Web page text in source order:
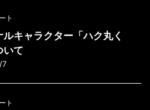
ト
ルキャラクター「ハク丸く
いて
7
ト